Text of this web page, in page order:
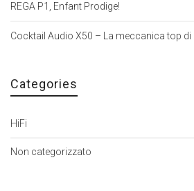
REGA P1, Enfant Prodige!
Cocktail Audio X50 – La meccanica top
Categories
HiFi
Non categorizzato